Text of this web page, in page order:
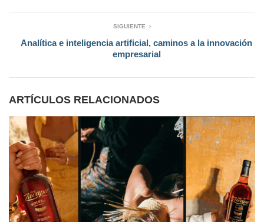
SIGUIENTE
Analítica e inteligencia artificial, caminos a la innovación
empresarial
ARTÍCULOS RELACIONADOS